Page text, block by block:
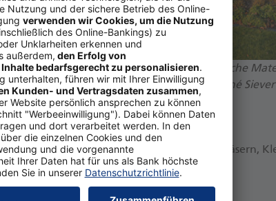
Natürlich schön: Auf der Terrasse ökologische
Bild Nr. 6651, Quelle: www.kebony.de / René
Download Bild-Datei(JPEG, 3,2 MB)
Schilf­rohr­mat­ten. Ih­re Be­grü­nung mit Grä­sern,